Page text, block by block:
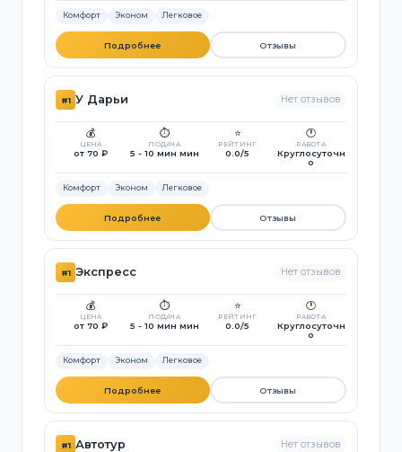
Комфорт Эконом Легковое
Подробнее Отзывы
#1 У Дарьи Нет отзывов
💰
ЦЕНА
от 70 ₽
⏱️
ПОДАЧА
5 - 10 мин мин
⭐
РЕЙТИНГ
0.0/5
🕐
РАБОТА
Круглосуточн
о
Комфорт Эконом Легковое
Подробнее Отзывы
#1 Экспресс Нет отзывов
💰
ЦЕНА
от 70 ₽
⏱️
ПОДАЧА
5 - 10 мин мин
⭐
РЕЙТИНГ
0.0/5
🕐
РАБОТА
Круглосуточн
о
Комфорт Эконом Легковое
Подробнее Отзывы
#1 Автотур Нет отзывов